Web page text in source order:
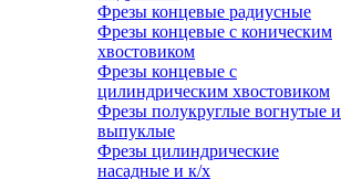
Фрезы концевые радиусные
Фрезы концевые с коническим
хвостовиком
Фрезы концевые с
цилиндрическим хвостовиком
Фрезы полукруглые вогнутые и
выпуклые
Фрезы цилиндрические
насадные и к/х